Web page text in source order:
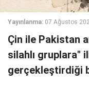
Yayınlanma: 07 Ağustos
Çin ile Pakistan
silahlı gruplara"
gerçekleştirdiği